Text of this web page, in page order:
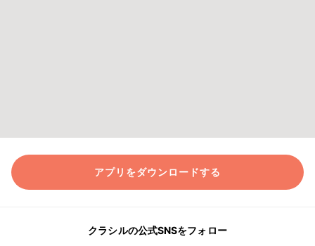
アプリをダウンロードする
クラシルの公式SNSをフォロー